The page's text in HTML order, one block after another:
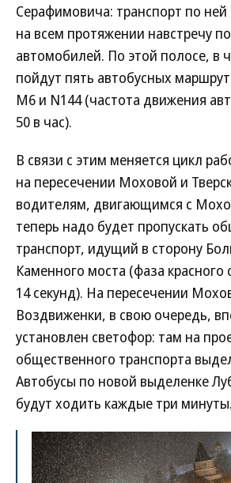
Серафимовича: транспорт по ней
на всем протяжении навстречу
автомобилей. По этой полосе, в
пойдут пять автобусных
М6 и N144 (частота движения
50 в час).
В связи с этим меняется цикл
на пересечении Моховой и
водителям, двигающимся с
теперь надо будет пропускать
транспорт, идущий в сторону
Каменного моста (фаза
14 секунд). На пересечении
Воздвиженки, в свою очередь,
установлен светофор: там на
общественного транспорта
Автобусы по новой выделенке
будут ходить каждые три минуты.